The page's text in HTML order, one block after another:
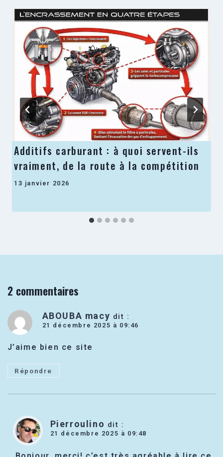
Additifs carburant : à quoi servent-ils
vraiment, de la route à la compétition
13 janvier 2026
2 commentaires
ABOUBA macy dit :
21 décembre 2025 à 09:46
J’aime bien ce site
Répondre
Pierroulino dit :
21 décembre 2025 à 09:48